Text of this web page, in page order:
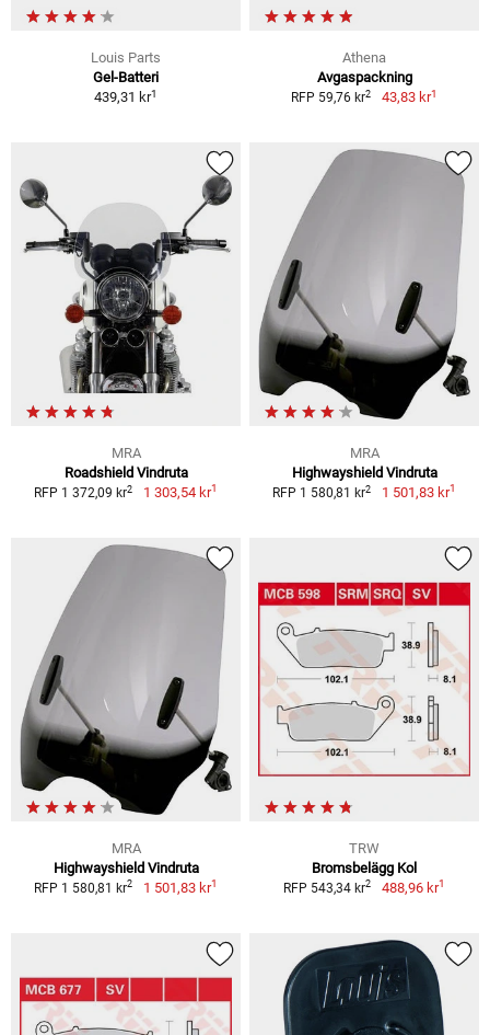
Louis Parts
Gel-Batteri
439,31 kr1
Athena
Avgaspackning
RFP 59,76 kr2 43,83 kr1
MRA
Roadshield Vindruta
RFP 1 372,09 kr2 1 303,54 kr1
MRA
Highwayshield Vindruta
RFP 1 580,81 kr2 1 501,83 kr1
MRA
Highwayshield Vindruta
RFP 1 580,81 kr2 1 501,83 kr1
TRW
Bromsbelägg Kol
RFP 543,34 kr2 488,96 kr1